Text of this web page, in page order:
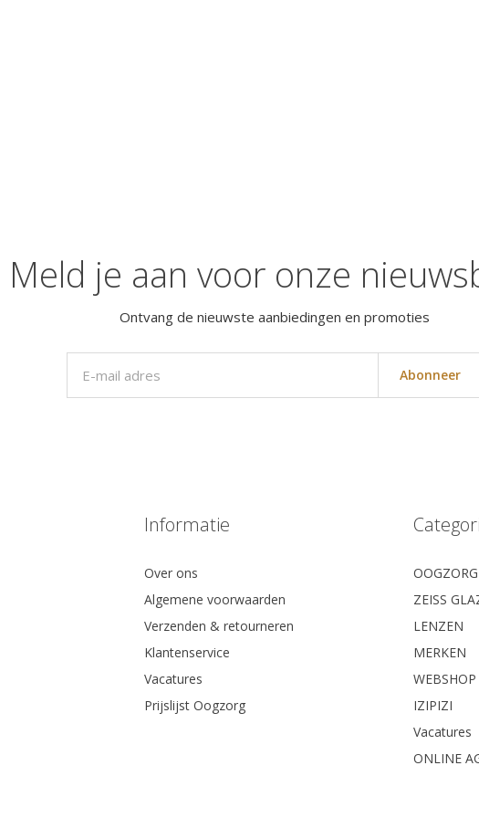
Meld je aan voor onze
Ontvang de nieuwste aanbiedingen en promoties
Abonneer
Informatie
Over ons
Algemene voorwaarden
Verzenden & retourneren
Klantenservice
Vacatures
Prijslijst Oogzorg
OOGZORG
ZEISS
LENZEN
MERKEN
WEBSHOP
IZIPIZI
Vacatures
ONLINE